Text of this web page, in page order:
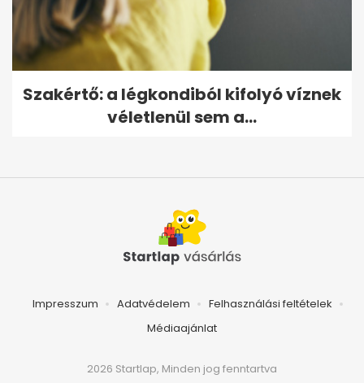
Szakértő: a légkondiból kifolyó víznek
véletlenül sem a...
Impresszum Adatvédelem
Felhasználási feltételek
Médiaajánlat
2026 Startlap, Minden jog fenntartva